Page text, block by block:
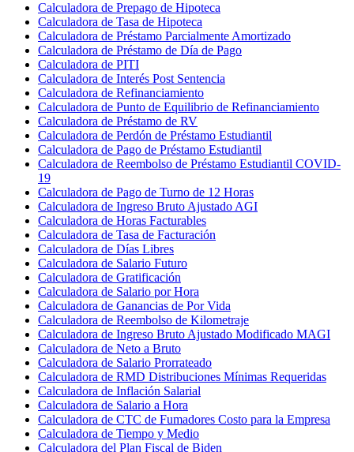
Calculadora de Prepago de Hipoteca
Calculadora de Tasa de Hipoteca
Calculadora de Préstamo Parcialmente Amortizado
Calculadora de Préstamo de Día de Pago
Calculadora de PITI
Calculadora de Interés Post Sentencia
Calculadora de Refinanciamiento
Calculadora de Punto de Equilibrio de Refinanciamiento
Calculadora de Préstamo de RV
Calculadora de Perdón de Préstamo Estudiantil
Calculadora de Pago de Préstamo Estudiantil
Calculadora de Reembolso de Préstamo Estudiantil COVID-
19
Calculadora de Pago de Turno de 12 Horas
Calculadora de Ingreso Bruto Ajustado AGI
Calculadora de Horas Facturables
Calculadora de Tasa de Facturación
Calculadora de Días Libres
Calculadora de Salario Futuro
Calculadora de Gratificación
Calculadora de Salario por Hora
Calculadora de Ganancias de Por Vida
Calculadora de Reembolso de Kilometraje
Calculadora de Ingreso Bruto Ajustado Modificado MAGI
Calculadora de Neto a Bruto
Calculadora de Salario Prorrateado
Calculadora de RMD Distribuciones Mínimas Requeridas
Calculadora de Inflación Salarial
Calculadora de Salario a Hora
Calculadora de CTC de Fumadores Costo para la Empresa
Calculadora de Tiempo y Medio
Calculadora del Plan Fiscal de Biden